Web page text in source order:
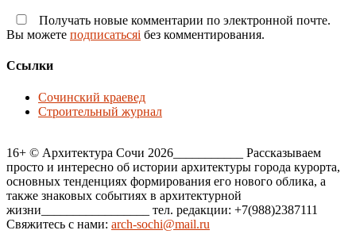
Получать новые комментарии по электронной почте.
Вы можете подписатьсяi без комментирования.
Ссылки
Сочинский краевед
Строительный журнал
16+ © Архитектура Сочи 2026___________ Рассказываем
просто и интересно об истории архитектуры города курорта,
основных тенденциях формирования его нового облика, а
также знаковых событиях в архитектурной
жизни_________________ тел. редакции: +7(988)2387111
Свяжитесь с нами: arch-sochi@mail.ru